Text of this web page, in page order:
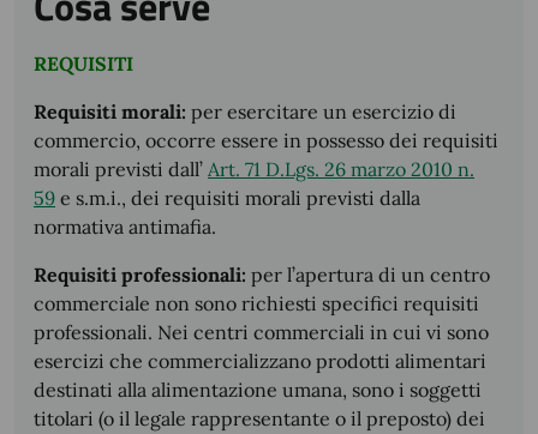
REQUISITI
Requisiti morali: per esercitare un esercizio di
commercio, occorre essere in possesso dei requisiti
morali previsti dall’ Art. 71 D.Lgs. 26 marzo 2010 n.
59 e s.m.i., dei requisiti morali previsti dalla
normativa antimafia.
Requisiti professionali: per l’apertura di un centro
commerciale non sono richiesti specifici requisiti
professionali. Nei centri commerciali in cui vi sono
esercizi che commercializzano prodotti alimentari
destinati alla alimentazione umana, sono i soggetti
titolari (o il legale rappresentante o il preposto) dei